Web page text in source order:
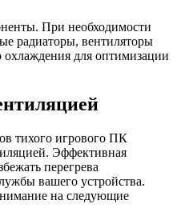
При необходимости
радиаторы, вентиляторы
для оптимизации
тихого игрового ПК
Эффективная
перегрева
вашего устройства.
на следующие